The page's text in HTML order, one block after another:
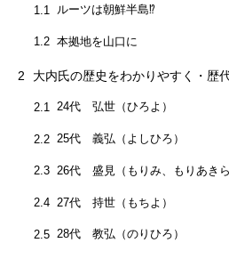
1.1 ルーツは朝鮮半島⁉
1.2 本拠地を山口に
2 大内氏の歴史をわかりやすく・歴
2.1 24代 弘世（ひろよ）
2.2 25代 義弘（よしひろ）
2.3 26代 盛見（もりみ、もりあきら
2.4 27代 持世（もちよ）
2.5 28代 教弘（のりひろ）